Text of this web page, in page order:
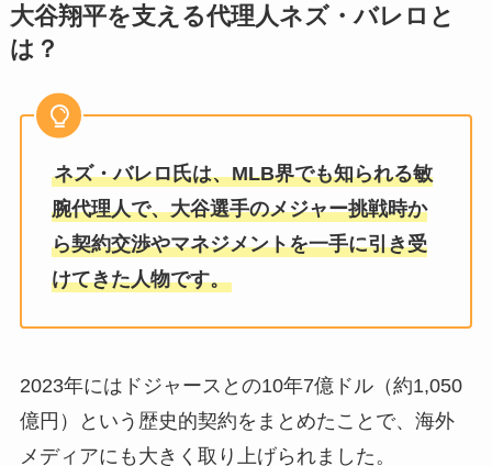
大谷翔平を支える代理人ネズ・バレロと
は？
ネズ・バレロ氏は、MLB界でも知られる敏
腕代理人で、大谷選手のメジャー挑戦時か
ら契約交渉やマネジメントを一手に引き受
けてきた人物です。
2023年にはドジャースとの10年7億ドル（約1,050
億円）という歴史的契約をまとめたことで、海外
メディアにも大きく取り上げられました。